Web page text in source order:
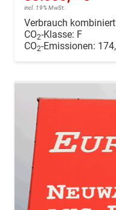
incl. 19% MwSt.
Verbrauch
CO2-Klasse: F
CO2-Emissionen: